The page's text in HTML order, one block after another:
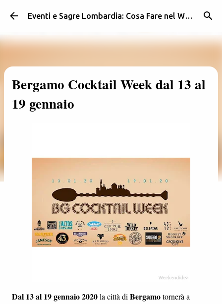
Passa ai contenuti principali Eventi e Sagre Lombardia: Cosa Fare nel Weekend | Weekendidea
Bergamo Cocktail Week dal 13 al
19 gennaio
Dal 13 al 19 gennaio 2020la città di Bergamotornerà a